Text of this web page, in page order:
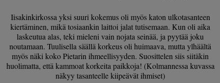
Iisakinkirkossa yksi suuri kokemus oli myös katon ulkotasanteen
kiertäminen, mikä tosiaankin laittoi jalat tutisemaan. Kun oli aika
laskeutua alas, teki mieleni vain nojata seinää, ja pyytää joku
noutamaan. Tuulisella säällä korkeus oli huimaava, mutta ylhäältä
myös näki koko Pietarin ihmeellisyyden. Suosittelen siis siitäkin
huolimatta, että kammoat korkeita paikkoja! (Kolmannessa kuvassa
näkyy tasanteelle kiipeävät ihmiset)